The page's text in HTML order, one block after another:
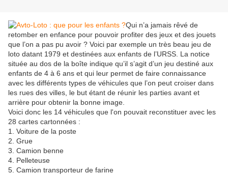
Qui n’a jamais rêvé de
retomber en enfance pour pouvoir profiter des jeux et des jouets
que l’on a pas pu avoir ? Voici par exemple un très beau jeu de
loto datant 1979 et destinées aux enfants de l’URSS. La notice
située au dos de la boîte indique qu’il s’agit d’un jeu destiné aux
enfants de 4 à 6 ans et qui leur permet de faire connaissance
avec les différents types de véhicules que l’on peut croiser dans
les rues des villes, le but étant de réunir les parties avant et
arrière pour obtenir la bonne image.
Voici donc les 14 véhicules que l'on pouvait reconstituer avec les
28 cartes cartonnées :
1. Voiture de la poste
2. Grue
3. Camion benne
4. Pelleteuse
5. Camion transporteur de farine